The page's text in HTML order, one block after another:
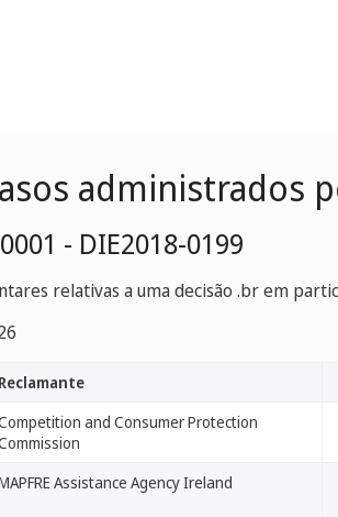
administrados
- DIE2018-0199
relativas a uma decisão .br em
Reclamante
and Consumer Protection
Assistance Agency Ireland